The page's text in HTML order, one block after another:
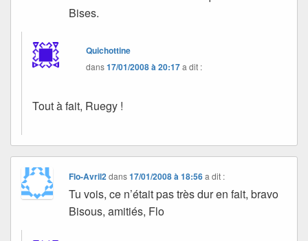
Bises.
Quichottine
dans17/01/2008 à 20:17a dit :
Tout à fait, Ruegy !
Flo-Avril2dans17/01/2008 à 18:56 a dit :
Tu vois, ce n’était pas très dur en fait, bravo
Bisous, amitiés, Flo